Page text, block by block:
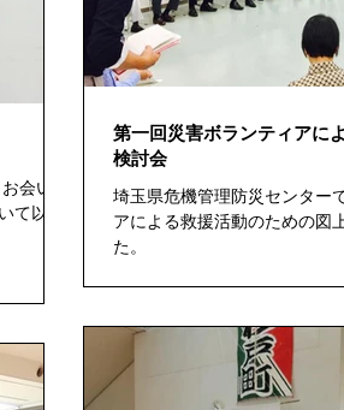
会いし
て以降
第一回災害ボランティアに
検討会
埼玉県危機管理防災センター
アによる救援活動のための図
た。